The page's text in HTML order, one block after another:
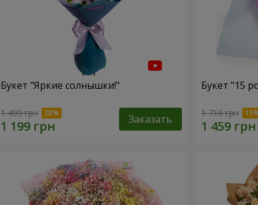
Букет "Яркие солнышки!"
1 499 грн Заказать
Букет "15
1 716 грн